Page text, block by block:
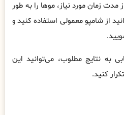
زمان مورد نیاز، موها را به طور
از شامپو معمولی استفاده کنید و
به نتایج مطلوب، می‌توانید این
کنید.